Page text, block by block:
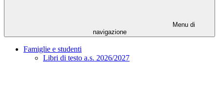
Menu di
navigazione
Famiglie e studenti
Libri di testo a.s. 2026/2027